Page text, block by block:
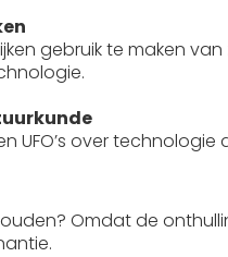
gebruik te maken
UFO’s over
Omdat de